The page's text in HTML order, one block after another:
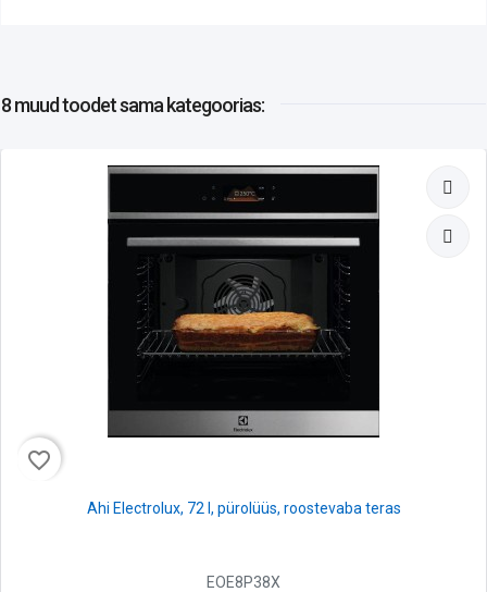
8 muud toodetsama kategoorias:
favorite_border
Ahi Electrolux, 72 l, pürolüüs, roostevaba teras
EOE8P38X